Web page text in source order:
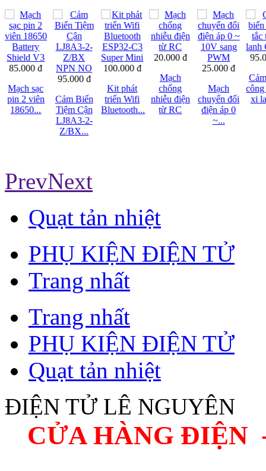
85.000 đ
Mạch sạc
pin 2 viên
18650...
95.000 đ
Cảm Biến
Tiệm Cận
LJ8A3-2-
Z/BX...
100.000 đ
Kit phát
triển Wifi
Bluetooth...
20.000 đ
Mạch
chống
nhiễu điện
từ RC
25.000 đ
Mạch
chuyển đổi
điện áp 0
~...
xi
PrevNext
Quạt tản nhiệt
PHỤ KIỆN ĐIỆN TỬ
Trang nhất
Trang nhất
PHỤ KIỆN ĐIỆN TỬ
Quạt tản nhiệt
ĐIỆN TỬ LÊ NGUYÊN
CỬA HÀNG ĐIỆN